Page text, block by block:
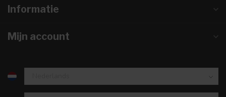
Informatie
Mijn account